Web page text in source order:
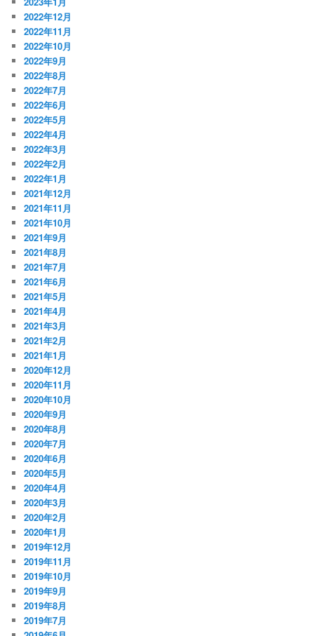
2022年12月
2022年11月
2022年10月
2022年9月
2022年8月
2022年7月
2022年6月
2022年5月
2022年4月
2022年3月
2022年2月
2022年1月
2021年12月
2021年11月
2021年10月
2021年9月
2021年8月
2021年7月
2021年6月
2021年5月
2021年4月
2021年3月
2021年2月
2021年1月
2020年12月
2020年11月
2020年10月
2020年9月
2020年8月
2020年7月
2020年6月
2020年5月
2020年4月
2020年3月
2020年2月
2020年1月
2019年12月
2019年11月
2019年10月
2019年9月
2019年8月
2019年7月